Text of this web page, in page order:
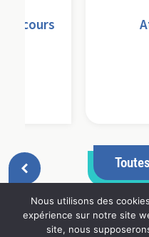
Atelier
Nous utilisons des
expérience sur notre site
site, nous